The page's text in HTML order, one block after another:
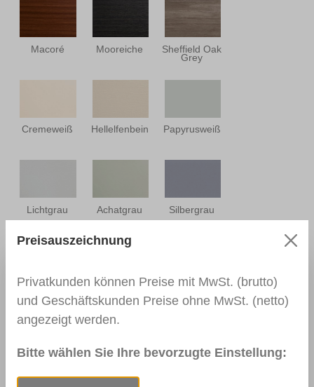
Macoré Mooreiche Sheffield Oak
Grey
Cremeweiß Hellelfenbein Papyrusweiß
Lichtgrau Achatgrau Silbergrau
Perlstruktur
Preisauszeichnung
Privatkunden können Preise mit MwSt. (brutto)
und Geschäftskunden Preise ohne MwSt. (netto)
angezeigt werden.
Bitte wählen Sie Ihre bevorzugte Einstellung: